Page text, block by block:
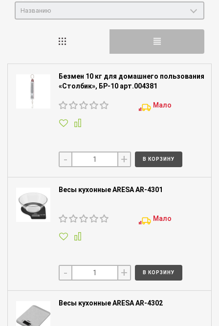
Названию
Безмен 10 кг для домашнего пользования
«Столбик», БР-10 арт.004381
Мало
- + В КОРЗИНУ
Весы кухонные ARESA AR-4301
Мало
- + В КОРЗИНУ
Весы кухонные ARESA AR-4302